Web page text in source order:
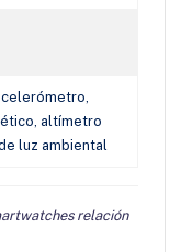
altímetro
luz ambiental
relación